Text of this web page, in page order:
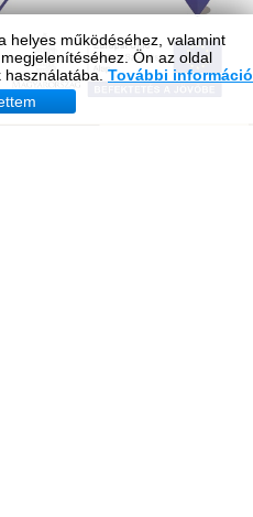
helyes működéséhez, valamint
Ön az oldal
További információ